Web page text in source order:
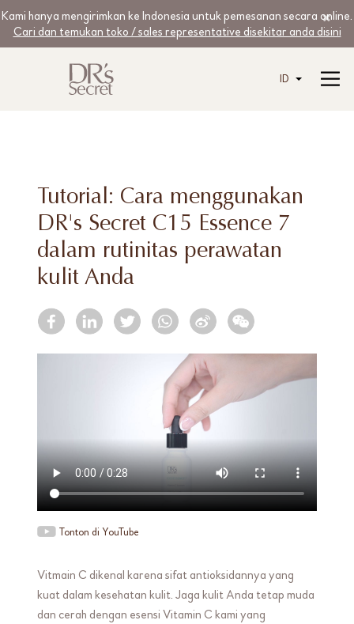
Kami hanya mengirimkan ke Indonesia untuk pemesanan secara online.
Cari dan temukan toko / sales representative disekitar anda disini
ID
Tutorial: Cara menggunakan
DR's Secret C15 Essence 7
dalam rutinitas perawatan
kulit Anda
Tonton di YouTube
Vitmain C dikenal karena sifat antioksidannya yang
kuat dalam kesehatan kulit. Jaga kulit Anda tetap muda
dan cerah dengan esensi Vitamin C kami yang